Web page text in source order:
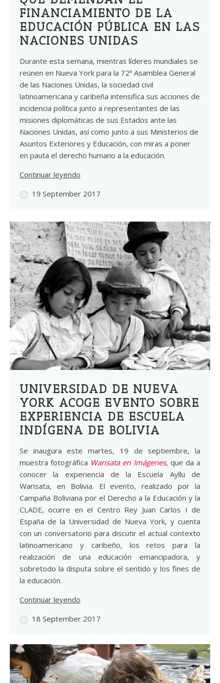
FINANCIAMIENTO DE LA
EDUCACIÓN PÚBLICA EN LAS
NACIONES UNIDAS
Durante esta semana, mientras líderes mundiales se
reúnen en Nueva York para la 72ª Asamblea General
de las Naciones Unidas, la sociedad civil
latinoamericana y caribeña intensifica sus acciones de
incidencia política junto a representantes de las
misiones diplomáticas de sus Estados ante las
Naciones Unidas, así como junto a sus Ministerios de
Asuntos Exteriores y Educación, con miras a poner
en pauta el derecho humano a la educación.
Continuar leyendo
19 September 2017
UNIVERSIDAD DE NUEVA
YORK ACOGE EVENTO SOBRE
EXPERIENCIA DE ESCUELA
INDÍGENA DE BOLIVIA
Se inaugura este martes, 19 de septiembre, la
muestra fotográfica Warisata en Imágenes, que da a
conocer la experiencia de la Escuela Ayllu de
Warisata, en Bolivia. El evento, realizado por la
Campaña Boliviana por el Derecho a la Educación y la
CLADE, ocurre en el Centro Rey Juan Carlos I de
España de la Universidad de Nueva York, y cuenta
con un conversatorio para discutir el actual contexto
latinoamericano y caribeño, los retos para la
realización de una educación emancipadora, y
sobretodo la disputa sobre el sentido y los fines de
la educación.
Continuar leyendo
18 September 2017